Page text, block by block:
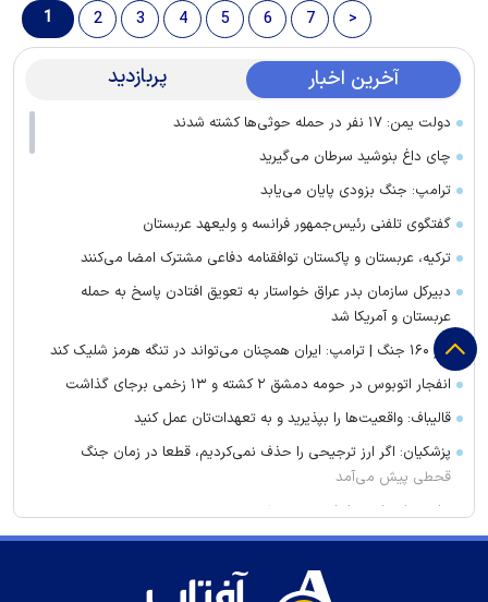
1 2 3 4 5 6 7 >
آخرین اخبار پربازدید
دولت یمن: ۱۷ نفر در حمله حوثی‌ها کشته شدند
چای داغ بنوشید سرطان می‌گیرید
ترامپ: جنگ بزودی پایان می‌یابد
گفتگوی تلفنی رئیس‌جمهور فرانسه و ولیعهد عربستان
ترکیه، عربستان و پاکستان توافقنامه دفاعی مشترک امضا می‌کنند
دبیرکل سازمان بدر عراق خواستار به تعویق افتادن پاسخ به حمله
عربستان و آمریکا شد
روز ۱۶۰ جنگ | ترامپ: ایران همچنان می‌تواند در تنگه هرمز شلیک کند
انفجار اتوبوس در حومه دمشق ۲ کشته و ۱۳ زخمی برجای گذاشت
قالیباف: واقعیت‌ها را بپذیرید و به تعهدات‌تان عمل کنید
پزشکیان: اگر ارز ترجیحی را حذف نمی‌کردیم، قطعا در زمان جنگ
قحطی پیش می‌آمد
ترامپ: اوضاع در ایران خوب پیش می‌رود
برکناری دو مقام ارشد موساد
گفتگوی تلفنی وزرای امور خارجه ایران و موریتانی